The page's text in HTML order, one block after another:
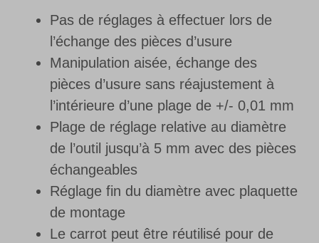
Pas de réglages à effectuer lors de
l’échange des pièces d’usure
Manipulation aisée, échange des
pièces d’usure sans réajustement à
l’intérieure d’une plage de +/- 0,01 mm
Plage de réglage relative au diamètre
de l’outil jusqu’à 5 mm avec des pièces
échangeables
Réglage fin du diamètre avec plaquette
de montage
Le carrot peut être réutilisé pour de